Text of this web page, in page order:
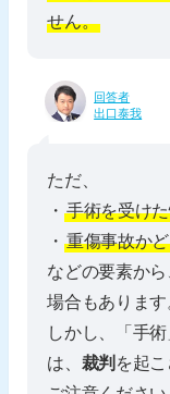
せん。
回答者
出口泰我
ただ、
・ 手術を受け
・ 重傷事故か
などの要素か
場合もあります
しかし、「手
は、 裁判 を起